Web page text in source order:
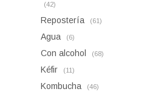
(42)
Repostería (61)
Agua (6)
Con alcohol (68)
Kéfir (11)
Kombucha (46)